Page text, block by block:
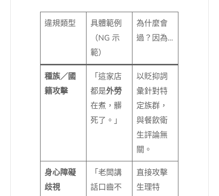
違規類型
具體範例
（NG 示
範）
為什麼會
過？因為…
種族／國
籍攻擊
「這家店
都是外勞
在煮，髒
死了。」
以貶抑詞
彙針對特
定族群，
與餐飲衛
生評論無
關。
身心障礙
歧視
「老闆講
話口齒不
直接攻擊
生理特